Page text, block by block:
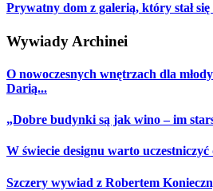
Prywatny dom z galerią, który stał
Wywiady Archinei
O nowoczesnych wnętrzach dla
Darią...
„Dobre budynki są jak wino – im
W świecie designu warto
Szczery wywiad z Robertem